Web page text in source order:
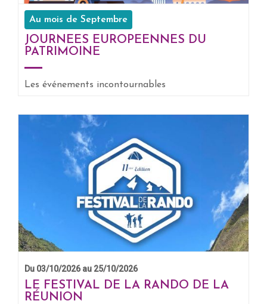
Au mois de Septembre
JOURNEES EUROPEENNES DU
PATRIMOINE
Les événements incontournables
Du 03/10/2026 au 25/10/2026
LE FESTIVAL DE LA RANDO DE LA
RÉUNION